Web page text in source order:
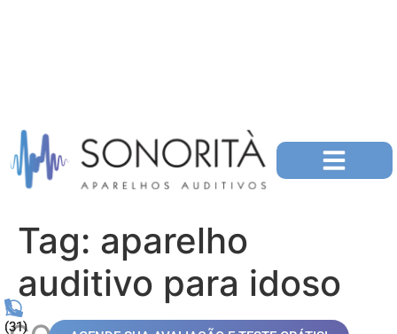
(31)
(31)
Tag: aparelho
auditivo para idoso